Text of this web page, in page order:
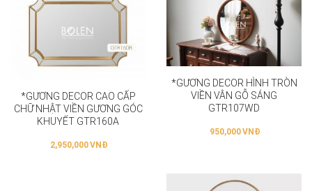
*GƯƠNG DECOR CAO CẤP
CHỮ NHẬT VIỀN GƯƠNG GÓC
KHUYẾT GTR160A
2,950,000VNĐ
*GƯƠNG DECOR HÌNH TRÒN
VIỀN VÂN GỖ SÁNG
GTR107WD
950,000VNĐ